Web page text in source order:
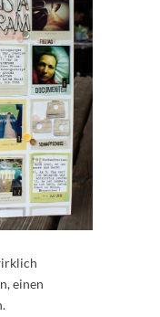
einen